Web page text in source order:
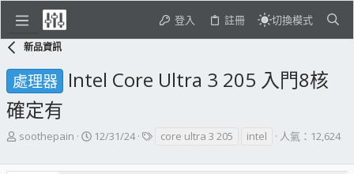
登入 註冊 切換模式
新品資訊
處理器 Intel Core Ultra 3 205 入門8核
確定有
主
發
soothepain
開
日
12/31/24
標core ultra 3 205 intel 人氣：12,624